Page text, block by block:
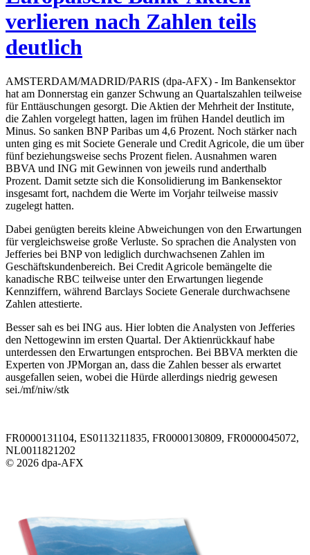
verlieren nach Zahlen teils
deutlich
AMSTERDAM/MADRID/PARIS (dpa-AFX) - Im Bankensektor
hat am Donnerstag ein ganzer Schwung an Quartalszahlen teilweise
für Enttäuschungen gesorgt. Die Aktien der Mehrheit der Institute,
die Zahlen vorgelegt hatten, lagen im frühen Handel deutlich im
Minus. So sanken BNP Paribas um 4,6 Prozent. Noch stärker nach
unten ging es mit Societe Generale und Credit Agricole, die um über
fünf beziehungsweise sechs Prozent fielen. Ausnahmen waren
BBVA und ING mit Gewinnen von jeweils rund anderthalb
Prozent. Damit setzte sich die Konsolidierung im Bankensektor
insgesamt fort, nachdem die Werte im Vorjahr teilweise massiv
zugelegt hatten.
Dabei genügten bereits kleine Abweichungen von den Erwartungen
für vergleichsweise große Verluste. So sprachen die Analysten von
Jefferies bei BNP von lediglich durchwachsenen Zahlen im
Geschäftskundenbereich. Bei Credit Agricole bemängelte die
kanadische RBC teilweise unter den Erwartungen liegende
Kennziffern, während Barclays Societe Generale durchwachsene
Zahlen attestierte.
Besser sah es bei ING aus. Hier lobten die Analysten von Jefferies
den Nettogewinn im ersten Quartal. Der Aktienrückkauf habe
unterdessen den Erwartungen entsprochen. Bei BBVA merkten die
Experten von JPMorgan an, dass die Zahlen besser als erwartet
ausgefallen seien, wobei die Hürde allerdings niedrig gewesen
sei./mf/niw/stk
FR0000131104, ES0113211835, FR0000130809, FR0000045072,
NL0011821202
© 2026 dpa-AFX